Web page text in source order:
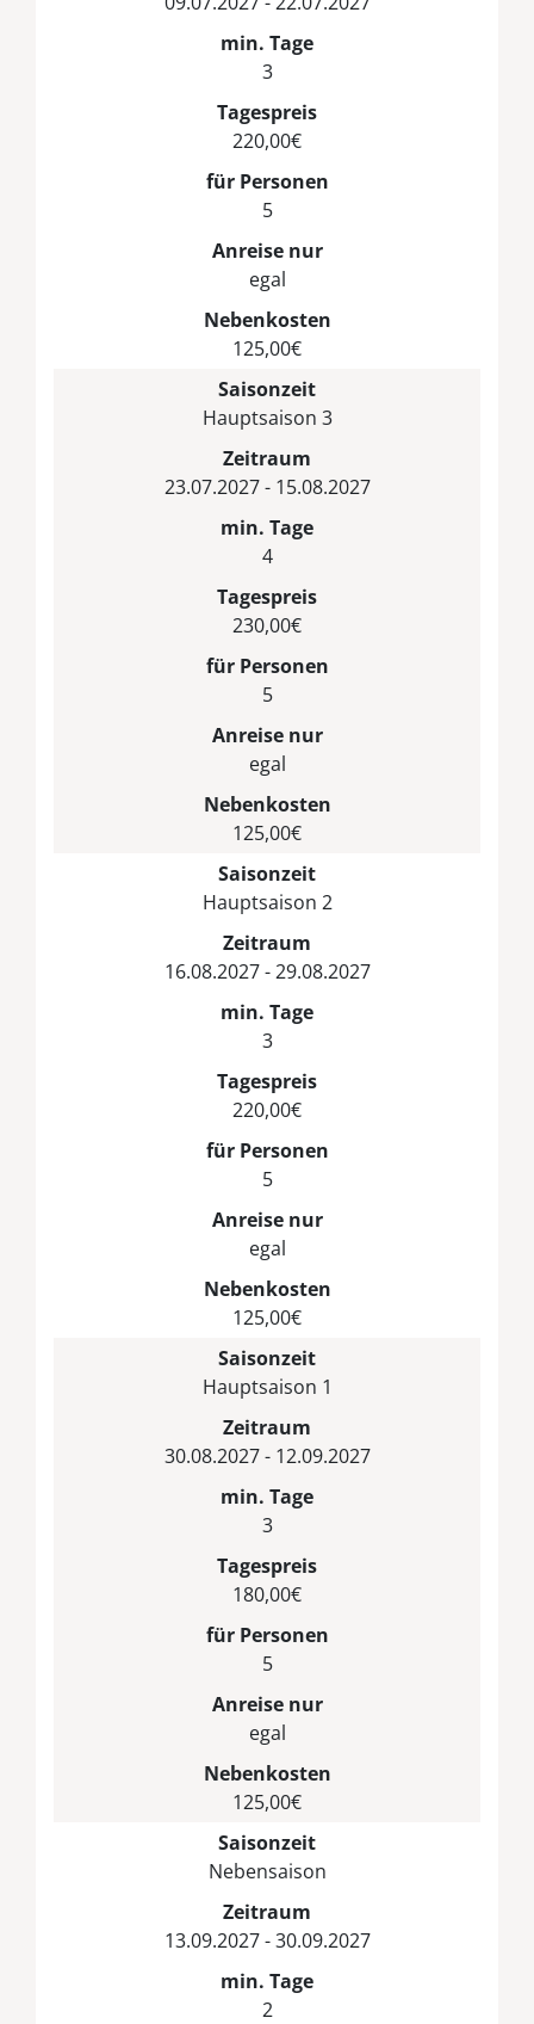
min. Tage
3
Tagespreis
220,00€
für Personen
5
Anreise nur
egal
Nebenkosten
125,00€
Saisonzeit
Hauptsaison 3
Zeitraum
23.07.2027 - 15.08.2027
min. Tage
4
Tagespreis
230,00€
für Personen
5
Anreise nur
egal
Nebenkosten
125,00€
Saisonzeit
Hauptsaison 2
Zeitraum
16.08.2027 - 29.08.2027
min. Tage
3
Tagespreis
220,00€
für Personen
5
Anreise nur
egal
Nebenkosten
125,00€
Saisonzeit
Hauptsaison 1
Zeitraum
30.08.2027 - 12.09.2027
min. Tage
3
Tagespreis
180,00€
für Personen
5
Anreise nur
egal
Nebenkosten
125,00€
Saisonzeit
Nebensaison
Zeitraum
13.09.2027 - 30.09.2027
min. Tage
2